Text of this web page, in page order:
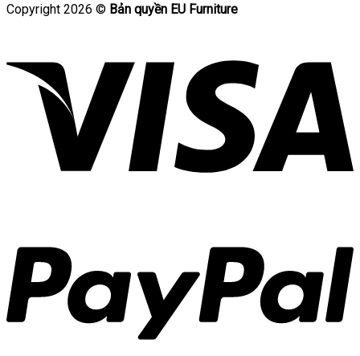
Copyright 2026 © Bản quyền EU Furniture